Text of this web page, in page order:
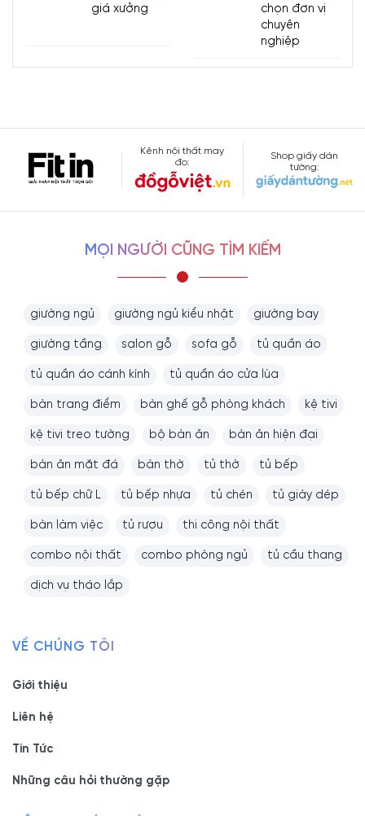
giá xưởng
chọn đơn vị
chuyên
nghiệp
Kênh nội thất may
đo:
Shop giấy dán
tường:
MỌI NGƯỜI CŨNG TÌM KIẾM
giường ngủ giường ngủ kiểu nhật giường bay
giường tầng salon gỗ sofa gỗ tủ quần áo
tủ quần áo cánh kính tủ quần áo cửa lùa
bàn trang điểm bàn ghế gỗ phòng khách kệ tivi
kệ tivi treo tường bộ bàn ăn bàn ăn hiện đại
bàn ăn mặt đá bàn thờ tủ thờ tủ bếp
tủ bếp chữ L tủ bếp nhựa tủ chén tủ giày dép
bàn làm việc tủ rượu thi công nội thất
combo nội thất combo phòng ngủ tủ cầu thang
dịch vụ tháo lắp
VỀ CHÚNG TÔI
Giới thiệu
Liên hệ
Tin Tức
Những câu hỏi thường gặp